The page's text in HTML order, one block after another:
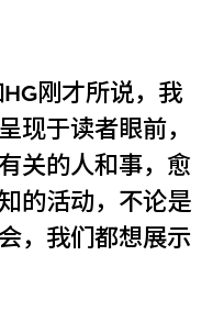
刚才所说，我
现于读者眼前，
关的人和事，愈
的活动，不论是
，我们都想展示